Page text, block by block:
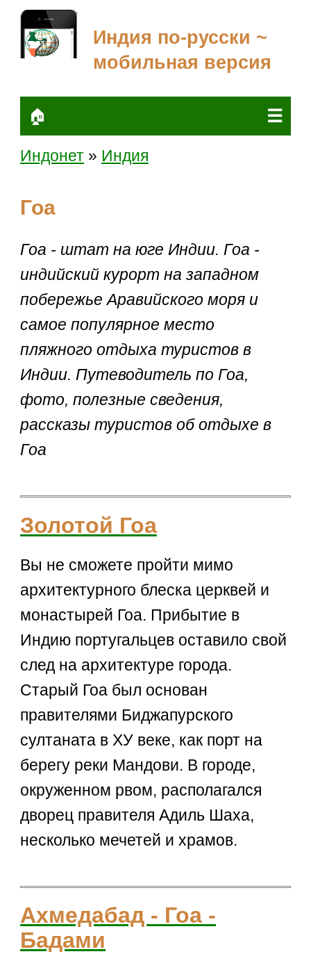
Индия по-русски ~
мобильная версия
🏠 ☰
Индонет » Индия
Гоа
Гоа - штат на юге Индии. Гоа -
индийский курорт на западном
побережье Аравийского моря и
самое популярное место
пляжного отдыха туристов в
Индии. Путеводитель по Гоа,
фото, полезные сведения,
рассказы туристов об отдыхе в
Гоа
Золотой Гоа
Вы не сможете пройти мимо
архитектурного блеска церквей и
монастырей Гоа. Прибытие в
Индию португальцев оставило свой
след на архитектуре города.
Старый Гоа был основан
правителями Биджапурского
султаната в ХУ веке, как порт на
берегу реки Мандови. В городе,
окруженном рвом, располагался
дворец правителя Адиль Шаха,
несколько мечетей и храмов.
Ахмедабад - Гоа -
Бадами